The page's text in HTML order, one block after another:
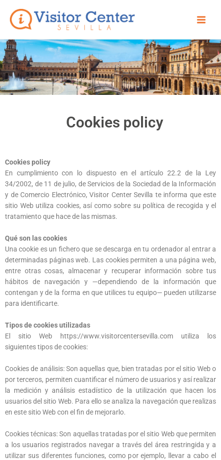
content
Cookies policy
Cookies policy
En cumplimiento con lo dispuesto en el artículo 22.2 de la Ley
34/2002, de 11 de julio, de Servicios de la Sociedad de la Información
y de Comercio Electrónico, Visitor Center Sevilla te informa que este
sitio Web utiliza cookies, así como sobre su política de recogida y el
tratamiento que hace de las mismas.
Qué son las cookies
Una cookie es un fichero que se descarga en tu ordenador al entrar a
determinadas páginas web. Las cookies permiten a una página web,
entre otras cosas, almacenar y recuperar información sobre tus
hábitos de navegación y —dependiendo de la información que
contengan y de la forma en que utilices tu equipo— pueden utilizarse
para identificarte.
Tipos de cookies utilizadas
El sitio Web https://www.visitorcentersevilla.com utiliza los
siguientes tipos de cookies:
Cookies de análisis: Son aquellas que, bien tratadas por el sitio Web o
por terceros, permiten cuantificar el número de usuarios y así realizar
la medición y análisis estadístico de la utilización que hacen los
usuarios del sitio Web. Para ello se analiza la navegación que realizas
en este sitio Web con el fin de mejorarlo.
Cookies técnicas: Son aquellas tratadas por el sitio Web que permiten
a los usuarios registrados navegar a través del área restringida y a
utilizar sus diferentes funciones, como por ejemplo, llevar a cabo el